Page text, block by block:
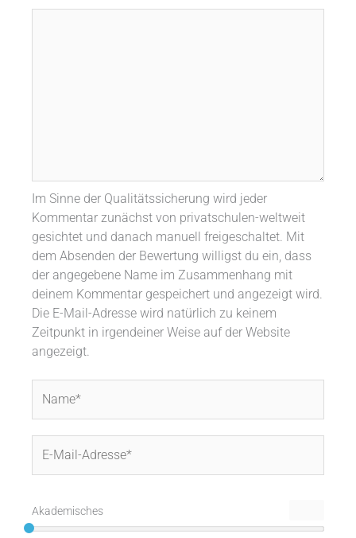
Im Sinne der Qualitätssicherung wird jeder
Kommentar zunächst von privatschulen-weltweit
gesichtet und danach manuell freigeschaltet. Mit
dem Absenden der Bewertung willigst du ein, dass
der angegebene Name im Zusammenhang mit
deinem Kommentar gespeichert und angezeigt wird.
Die E-Mail-Adresse wird natürlich zu keinem
Zeitpunkt in irgendeiner Weise auf der Website
angezeigt.
Mail-
Akademisches